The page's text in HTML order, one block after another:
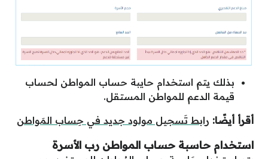
بذلك يتم استخدام حايبة حساب المواطن لحساب
قيمة الدعم للمواطن المستقل.
أقرأ أيضًا: رابط تَسجيل مولود جديد في حِساب المَواطن
استخدام حاسبة حساب المواطن رب الأسرة